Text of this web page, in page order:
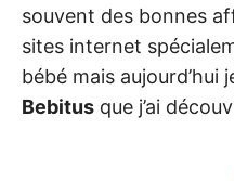
souvent des bonnes
sites internet
bébé mais aujourd’hui
Bebitus que j’ai